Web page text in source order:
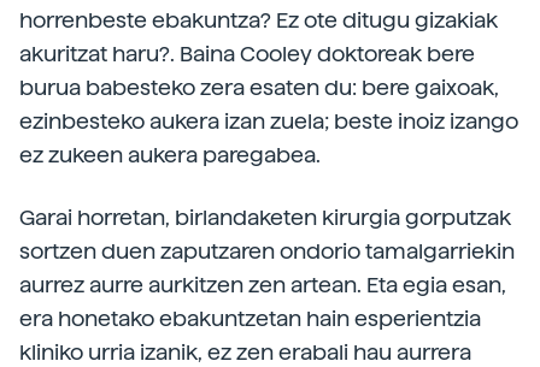
horrenbeste ebakuntza? Ez ote ditugu gizakiak
akuritzat haru?. Baina Cooley doktoreak bere
burua babesteko zera esaten du: bere gaixoak,
ezinbesteko aukera izan zuela; beste inoiz izango
ez zukeen aukera paregabea.
Garai horretan, birlandaketen kirurgia gorputzak
sortzen duen zaputzaren ondorio tamalgarriekin
aurrez aurre aurkitzen zen artean. Eta egia esan,
era honetako ebakuntzetan hain esperientzia
kliniko urria izanik, ez zen erabali hau aurrera